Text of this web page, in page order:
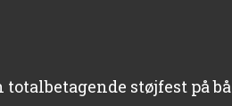
støjfest på